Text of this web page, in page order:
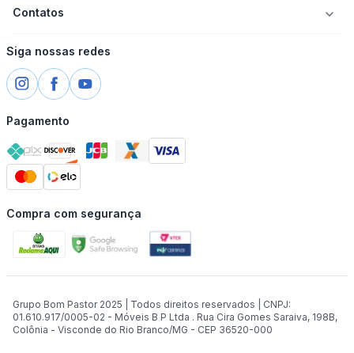
Contatos
Siga nossas redes
Pagamento
Compra com segurança
Grupo Bom Pastor 2025 | Todos direitos reservados | CNPJ:
01.610.917/0005-02 - Móveis B P Ltda . Rua Cira Gomes Saraiva, 198B,
Colônia - Visconde do Rio Branco/MG - CEP 36520-000